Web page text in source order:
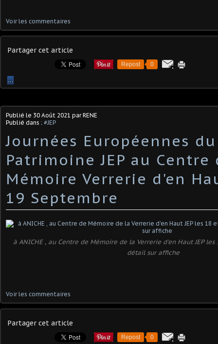
Voir les commentaires
Partager cet article
Repost 0
…
Publié le 30 Août 2021 par RENE
Publié dans : #JEP
Journées Européennes du
Patrimoine JEP au Centre
Mémoire Verrerie d'en
19 Septembre
à ANICHE , au Centre de Mémoire de la Verrerie d'en Haut JEP
détail sur affiche
Voir les commentaires
Partager cet article
Repost 0